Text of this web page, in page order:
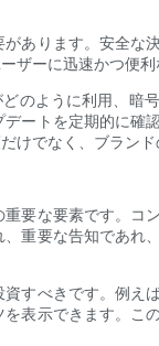
あります。安全
ーに迅速かつ便利
のように利用、
ートを定期的に
でなく、ブランド
要な要素です。
重要な告知であ
すべきです。例
表示できます。